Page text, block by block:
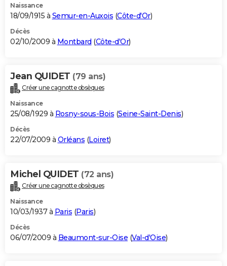
Naissance
18/09/1915 à Semur-en-Auxois (Côte-d'Or)
Décès
02/10/2009 à Montbard (Côte-d'Or)
Jean QUIDET (79 ans)
Créer une cagnotte obsèques
Naissance
25/08/1929 à Rosny-sous-Bois (Seine-Saint-Denis)
Décès
22/07/2009 à Orléans (Loiret)
Michel QUIDET (72 ans)
Créer une cagnotte obsèques
Naissance
10/03/1937 à Paris (Paris)
Décès
06/07/2009 à Beaumont-sur-Oise (Val-d'Oise)